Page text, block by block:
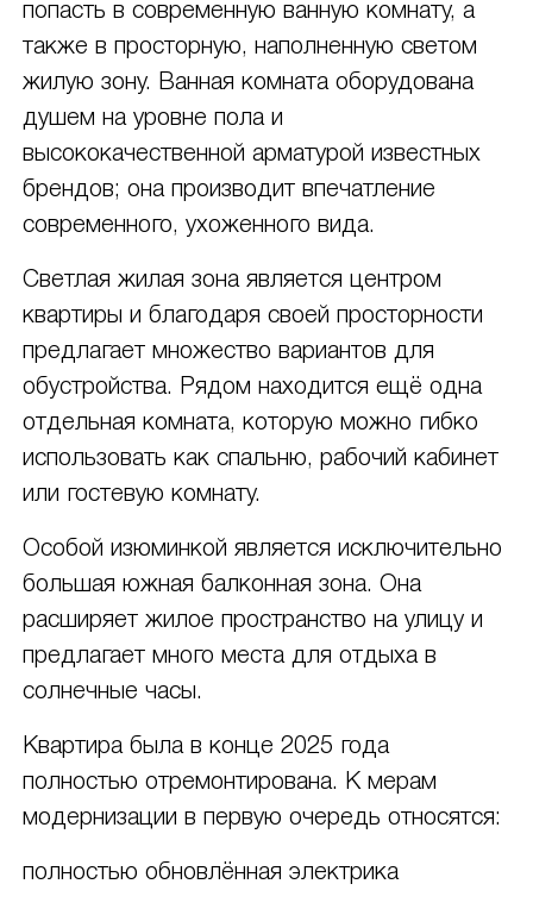
попасть в современную ванную комнату, а
также в просторную, наполненную светом
жилую зону. Ванная комната оборудована
душем на уровне пола и
высококачественной арматурой известных
брендов; она производит впечатление
современного, ухоженного вида.
Светлая жилая зона является центром
квартиры и благодаря своей просторности
предлагает множество вариантов для
обустройства. Рядом находится ещё одна
отдельная комната, которую можно гибко
использовать как спальню, рабочий кабинет
или гостевую комнату.
Особой изюминкой является исключительно
большая южная балконная зона. Она
расширяет жилое пространство на улицу и
предлагает много места для отдыха в
солнечные часы.
Квартира была в конце 2025 года
полностью отремонтирована. К мерам
модернизации в первую очередь относятся:
полностью обновлённая электрика